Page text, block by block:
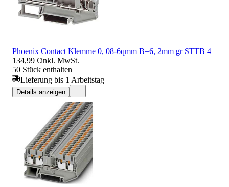
Phoenix Contact Klemme 0, 08-6qmm B=6, 2mm gr STTB 4
134,99 €inkl. MwSt.
50 Stück enthalten
Lieferung bis 1 Arbeitstag
Details anzeigen